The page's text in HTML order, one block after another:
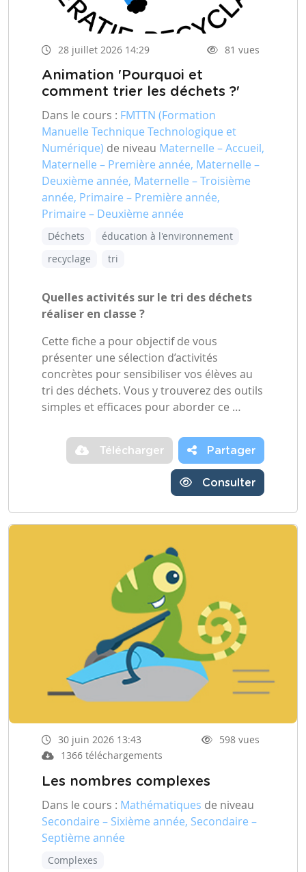
28 juillet 2026 14:29 81 vues
Animation 'Pourquoi et
comment trier les déchets ?'
Dans le cours : FMTTN (Formation
Manuelle Technique Technologique et
Numérique) de niveau Maternelle – Accueil,
Maternelle – Première année, Maternelle –
Deuxième année, Maternelle – Troisième
année, Primaire – Première année,
Primaire – Deuxième année
Déchets
éducation à l'environnement
recyclage
tri
Quelles activités sur le tri des déchets
réaliser en classe ?
Cette fiche a pour objectif de vous
présenter une sélection d’activités
concrètes pour sensibiliser vos élèves au
tri des déchets. Vous y trouverez des outils
simples et efficaces pour aborder ce …
Télécharger Partager
Consulter
30 juin 2026 13:43
598 vues
1366 téléchargements
Les nombres complexes
Dans le cours : Mathématiques de niveau
Secondaire – Sixième année, Secondaire –
Septième année
Complexes